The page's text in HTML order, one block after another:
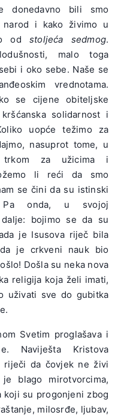
donedavno bili smo
narod i kako živimo u
od stoljeća sedmog.
malo toga
i oko sebe. Naše se
vrednotama.
se cijene obiteljske
solidarnost i
uopće težimo za
nasuprot tome, u
za užicima i
li reći da smo
se čini da su istinski
Pa onda, u svojoj
bojimo se da su
je Isusova riječ bila
je crkveni nauk bio
Došla su neka nova
religija koja želi imati,
uživati sve do gubitka
Svetim proglašava i
Naviješta Kristova
riječi da čovjek ne živi
blago mirotvorcima,
koji su progonjeni zbog
milosrđe, ljubav,